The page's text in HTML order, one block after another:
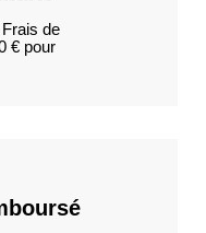
de
€ pour